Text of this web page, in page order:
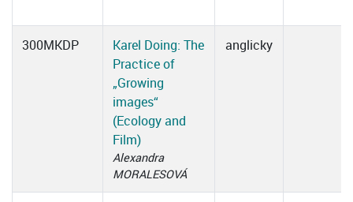
300MKDP
Karel Doing: The
Practice of
„Growing
images“
(Ecology and
Film)
Alexandra
MORALESOVÁ
anglicky